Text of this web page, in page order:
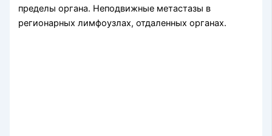
пределы органа. Неподвижные метастазы в
регионарных лимфоузлах, отдаленных органах.